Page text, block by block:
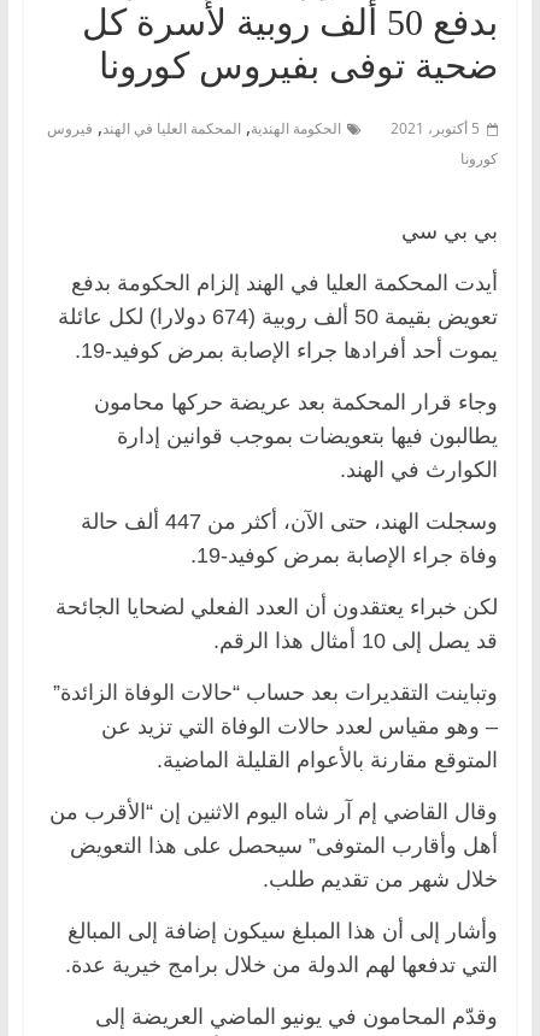
بدفع 50 ألف روبية لأسرة كل
ضحية توفى بفيروس كورونا
5 أكتوبر، 2021 الحكومة الهندية, المحكمة العليا في الهند, فيروس
كورونا
بي بي سي
أيدت المحكمة العليا في الهند إلزام الحكومة بدفع
تعويض بقيمة 50 ألف روبية (674 دولارا) لكل عائلة
يموت أحد أفرادها جراء الإصابة بمرض كوفيد-19.
وجاء قرار المحكمة بعد عريضة حركها محامون
يطالبون فيها بتعويضات بموجب قوانين إدارة
الكوارث في الهند.
وسجلت الهند، حتى الآن، أكثر من 447 ألف حالة
وفاة جراء الإصابة بمرض كوفيد-19.
لكن خبراء يعتقدون أن العدد الفعلي لضحايا الجائحة
قد يصل إلى 10 أمثال هذا الرقم.
وتباينت التقديرات بعد حساب “حالات الوفاة الزائدة”
– وهو مقياس لعدد حالات الوفاة التي تزيد عن
المتوقع مقارنة بالأعوام القليلة الماضية.
وقال القاضي إم آر شاه اليوم الاثنين إن “الأقرب من
أهل وأقارب المتوفى” سيحصل على هذا التعويض
خلال شهر من تقديم طلب.
وأشار إلى أن هذا المبلغ سيكون إضافة إلى المبالغ
التي تدفعها لهم الدولة من خلال برامج خيرية عدة.
وقدّم المحامون في يونيو الماضي العريضة إلى